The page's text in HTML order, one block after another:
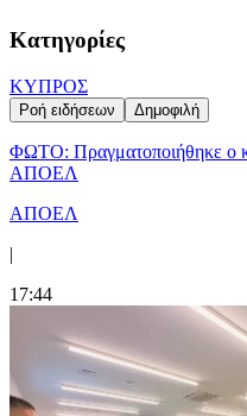
Κατηγορίες
ΚΥΠΡΟΣ
Ροή ειδήσεων Δημοφιλή
ΦΩΤΟ: Πραγματοποιήθηκε ο
ΑΠΟΕΛ
ΑΠΟΕΛ
|
17:44